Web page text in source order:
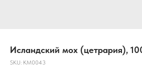
Исландский мох (цетрария),
SKU: КМ0043